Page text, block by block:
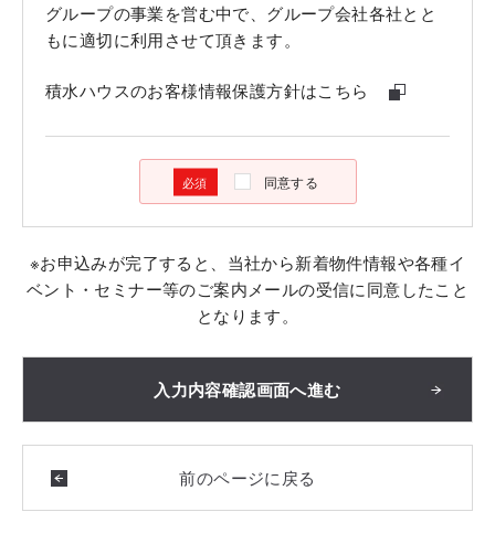
グループの事業を営む中で、グループ会社各社とと
もに適切に利用させて頂きます。
積水ハウスのお客様情報保護方針はこちら
同意する
※お申込みが完了すると、当社から新着物件情報や各種イ
ベント・セミナー等のご案内メールの受信に同意したこと
となります。